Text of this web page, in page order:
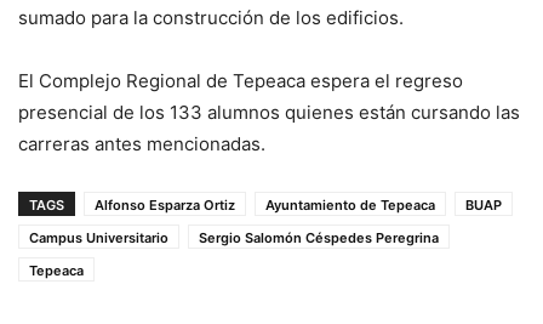
sumado para la construcción de los edificios.
El Complejo Regional de Tepeaca espera el regreso
presencial de los 133 alumnos quienes están cursando las
carreras antes mencionadas.
TAGS Alfonso Esparza Ortiz Ayuntamiento de Tepeaca
BUAP
Campus Universitario
Sergio Salomón Céspedes Peregrina
Tepeaca